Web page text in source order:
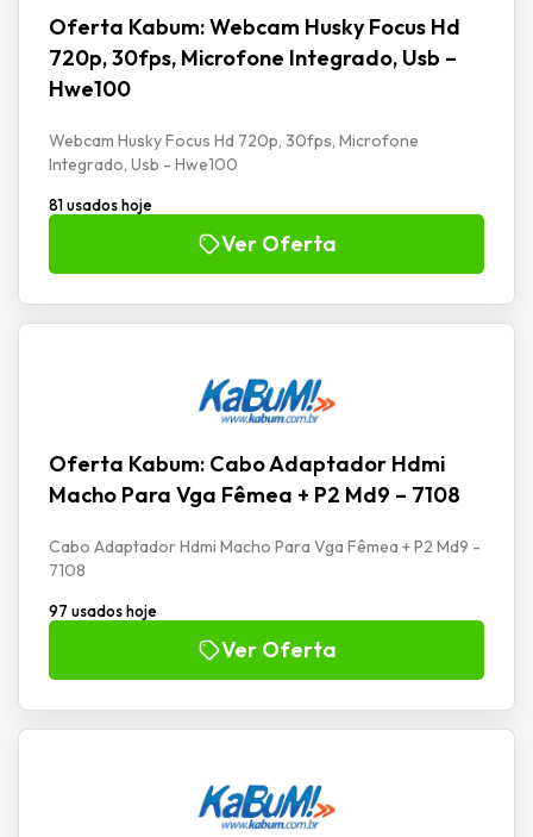
Oferta Kabum: Webcam Husky Focus Hd
720p, 30fps, Microfone Integrado, Usb –
Hwe100
Webcam Husky Focus Hd 720p, 30fps, Microfone
Integrado, Usb - Hwe100
81 usados hoje
Ver Oferta
Oferta Kabum: Cabo Adaptador Hdmi
Macho Para Vga Fêmea + P2 Md9 – 7108
Cabo Adaptador Hdmi Macho Para Vga Fêmea + P2 Md9 -
7108
97 usados hoje
Ver Oferta